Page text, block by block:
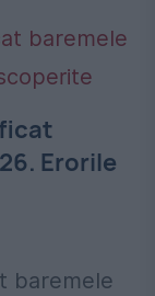
Erorile
baremele